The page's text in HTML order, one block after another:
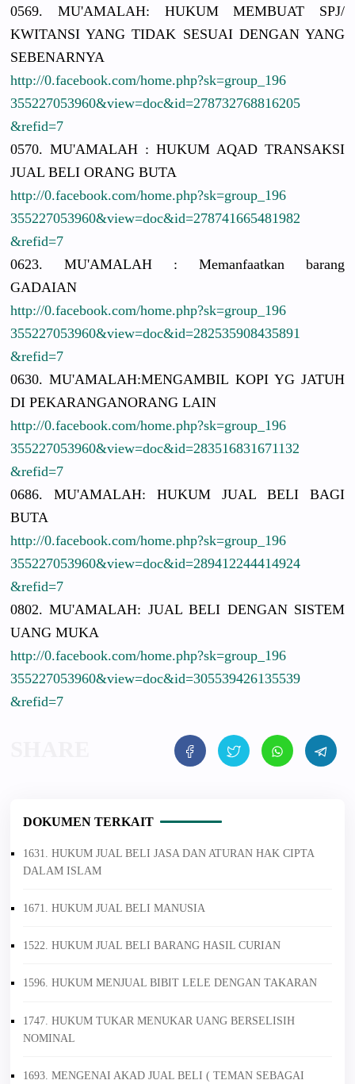
0569. MU'AMALAH: HUKUM MEMBUAT SPJ/
KWITANSI YANG TIDAK SESUAI DENGAN YANG
SEBENARNYA
http://0.facebook.com/home.php?sk=group_196
355227053960&view=doc&id=278732768816205
&refid=7
0570. MU'AMALAH : HUKUM AQAD TRANSAKSI
JUAL BELI ORANG BUTA
http://0.facebook.com/home.php?sk=group_196
355227053960&view=doc&id=278741665481982
&refid=7
0623. MU'AMALAH : Memanfaatkan barang
GADAIAN
http://0.facebook.com/home.php?sk=group_196
355227053960&view=doc&id=282535908435891
&refid=7
0630. MU'AMALAH:MENGAMBIL KOPI YG JATUH
DI PEKARANGANORANG LAIN
http://0.facebook.com/home.php?sk=group_196
355227053960&view=doc&id=283516831671132
&refid=7
0686. MU'AMALAH: HUKUM JUAL BELI BAGI
BUTA
http://0.facebook.com/home.php?sk=group_196
355227053960&view=doc&id=289412244414924
&refid=7
0802. MU'AMALAH: JUAL BELI DENGAN SISTEM
UANG MUKA
http://0.facebook.com/home.php?sk=group_196
355227053960&view=doc&id=305539426135539
&refid=7
DOKUMEN TERKAIT
1631. HUKUM JUAL BELI JASA DAN ATURAN HAK CIPTA
DALAM ISLAM
1671. HUKUM JUAL BELI MANUSIA
1522. HUKUM JUAL BELI BARANG HASIL CURIAN
1596. HUKUM MENJUAL BIBIT LELE DENGAN TAKARAN
1747. HUKUM TUKAR MENUKAR UANG BERSELISIH
NOMINAL
1693. MENGENAI AKAD JUAL BELI ( TEMAN SEBAGAI